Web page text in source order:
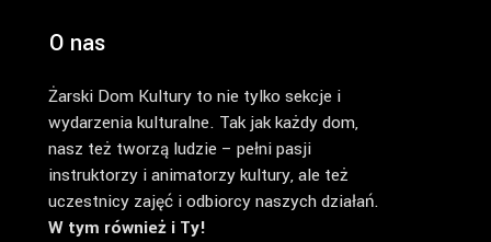
O nas
Żarski Dom Kultury to nie tylko sekcje i
wydarzenia kulturalne. Tak jak każdy dom,
nasz też tworzą ludzie – pełni pasji
instruktorzy i animatorzy kultury, ale też
uczestnicy zajęć i odbiorcy naszych działań.
W tym również i Ty!